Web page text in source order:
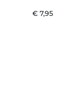
€ 7,95